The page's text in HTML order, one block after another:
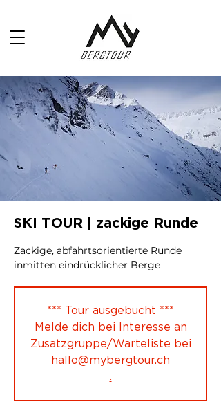
SKI TOUR | zackige Runde
Zackige, abfahrtsorientierte Runde
inmitten eindrücklicher Berge
*** Tour ausgebucht ***
Melde dich bei Interesse an
Zusatzgruppe/Warteliste bei
hallo@mybergtour.ch
.